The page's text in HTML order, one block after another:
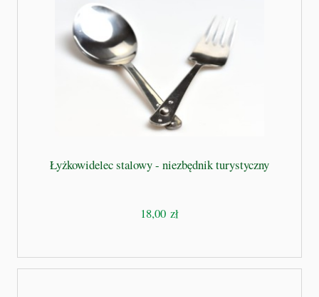
Łyżkowidelec stalowy - niezbędnik turystyczny
18,00 zł